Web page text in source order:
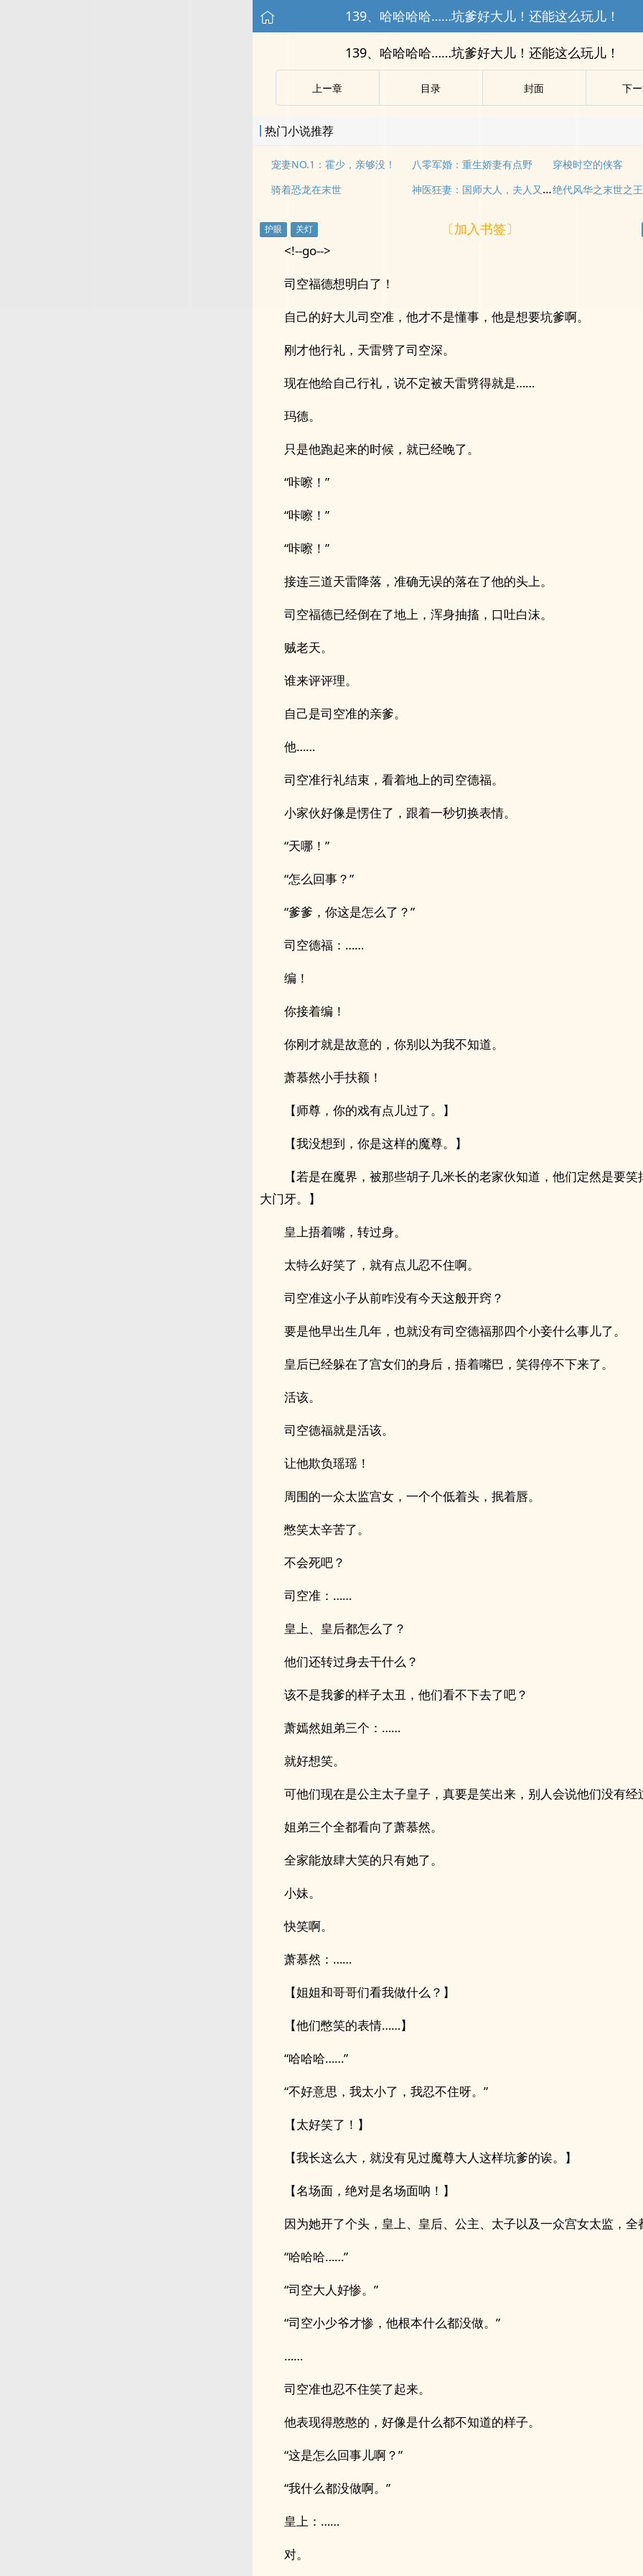
139、哈哈哈哈……坑爹好大儿！还能这么玩儿！
139、哈哈哈哈……坑爹好大儿！还能这么玩儿！
上ー章 目录 封面 下
热门小说推荐
宠妻NO.1：霍少，亲够没！ 八零军婚：重生娇妻有点野
穿梭时空的侠客
骑着恐龙在末世
神医狂妻：国师大人，夫人又跑了绝代风华之末世之王
〔加入书签〕
<!--go-->
司空福德想明白了！
自己的好大儿司空准，他才不是懂事，他是想要坑爹啊。
刚才他行礼，天雷劈了司空深。
现在他给自己行礼，说不定被天雷劈得就是……
玛德。
只是他跑起来的时候，就已经晚了。
“咔嚓！”
“咔嚓！”
“咔嚓！”
接连三道天雷降落，准确无误的落在了他的头上。
司空福德已经倒在了地上，浑身抽搐，口吐白沫。
贼老天。
谁来评评理。
自己是司空准的亲爹。
他……
司空准行礼结束，看着地上的司空德福。
小家伙好像是愣住了，跟着一秒切换表情。
“天哪！”
“怎么回事？”
“爹爹，你这是怎么了？”
司空德福：……
编！
你接着编！
你刚才就是故意的，你别以为我不知道。
萧慕然小手扶额！
【师尊，你的戏有点儿过了。】
【我没想到，你是这样的魔尊。】
【若是在魔界，被那些胡子几米长的老家伙知道，他们定然是要
大门牙。】
皇上捂着嘴，转过身。
太特么好笑了，就有点儿忍不住啊。
司空准这小子从前咋没有今天这般开窍？
要是他早出生几年，也就没有司空德福那四个小妾什么事儿了。
皇后已经躲在了宫女们的身后，捂着嘴巴，笑得停不下来了。
活该。
司空德福就是活该。
让他欺负瑶瑶！
周围的一众太监宫女，一个个低着头，抿着唇。
憋笑太辛苦了。
不会死吧？
司空准：……
皇上、皇后都怎么了？
他们还转过身去干什么？
该不是我爹的样子太丑，他们看不下去了吧？
萧嫣然姐弟三个：……
就好想笑。
可他们现在是公主太子皇子，真要是笑出来，别人会说他们没有经
姐弟三个全都看向了萧慕然。
全家能放肆大笑的只有她了。
小妹。
快笑啊。
萧慕然：……
【姐姐和哥哥们看我做什么？】
【他们憋笑的表情……】
“哈哈哈……”
“不好意思，我太小了，我忍不住呀。”
【太好笑了！】
【我长这么大，就没有见过魔尊大人这样坑爹的诶。】
【名场面，绝对是名场面呐！】
因为她开了个头，皇上、皇后、公主、太子以及一众宫女太监，全
“哈哈哈……”
“司空大人好惨。”
“司空小少爷才惨，他根本什么都没做。”
……
司空准也忍不住笑了起来。
他表现得憨憨的，好像是什么都不知道的样子。
“这是怎么回事儿啊？”
“我什么都没做啊。”
皇上：……
对。